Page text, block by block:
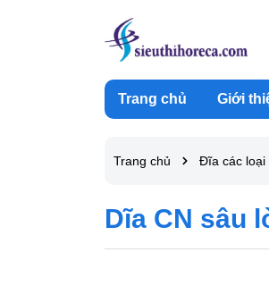
Trang chủ Giới
Trang chủ Đĩa các loại
Dĩa CN sâu